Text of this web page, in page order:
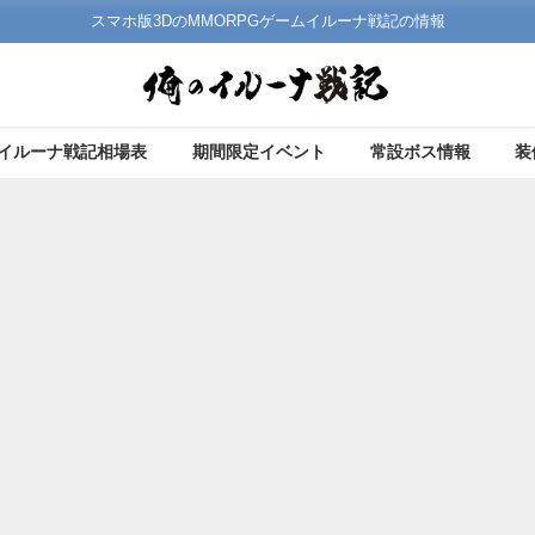
スマホ版3DのMMORPGゲームイルーナ戦記の情報
ルーナ戦記相場表 期間限定イベント 常設ボス情報 装